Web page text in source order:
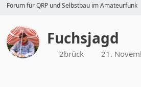
Forum für QRP und Selbstbau im Amateurfunk
Fuchsjagd
2brück 21.